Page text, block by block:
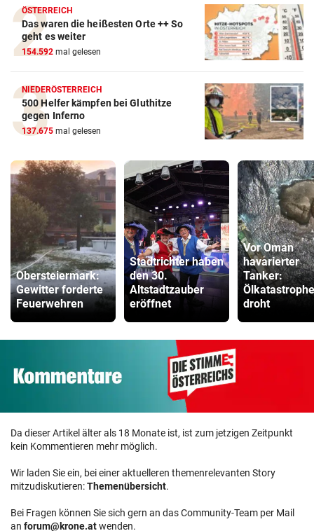
ÖSTERREICH
Das waren die heißesten Orte ++ So
geht es weiter
154.592 mal gelesen
NIEDERÖSTERREICH
500 Helfer kämpfen bei Gluthitze
gegen Inferno
137.675 mal gelesen
Obersteiermark:
Gewitter forderte
Feuerwehren
Stadtrichter haben
den 30.
Altstadtzauber
eröffnet
Vor Oman
havarierter
Tanker:
Ölkatastrophe
droht
Da dieser Artikel älter als 18 Monate ist, ist zum jetzigen Zeitpunkt
kein Kommentieren mehr möglich.
Wir laden Sie ein, bei einer aktuelleren themenrelevanten Story
mitzudiskutieren:Themenübersicht.
Bei Fragen können Sie sich gern an das Community-Team per Mail
an forum@krone.atwenden.